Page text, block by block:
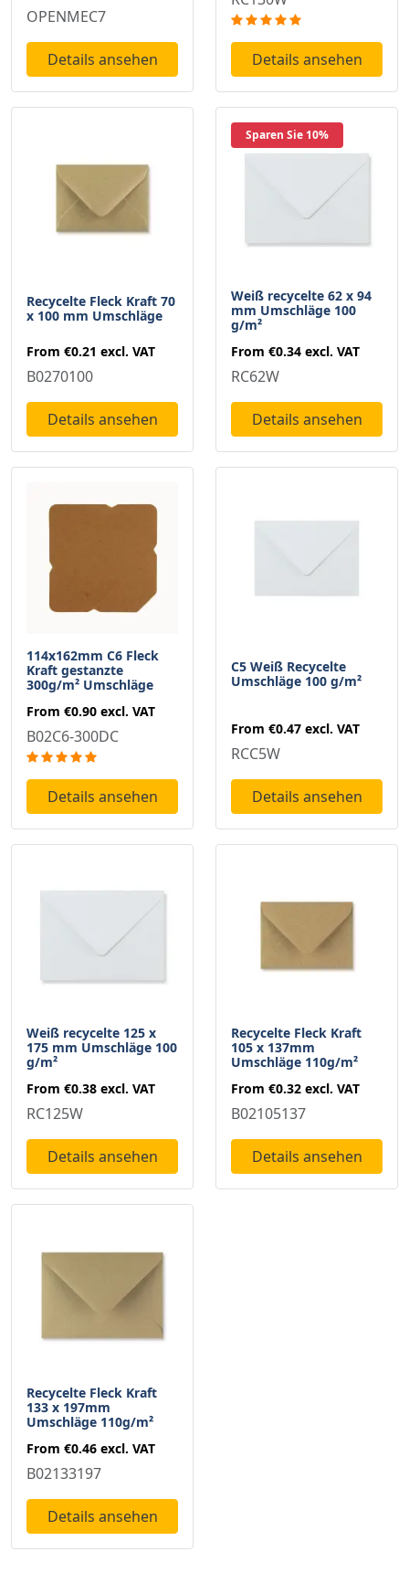
OPENMEC7
Details ansehen Details ansehen
Recycelte Fleck Kraft 70
x 100 mm Umschläge
From €0.21 excl. VAT
B0270100
Details ansehen
Sparen Sie 10%
Weiß recycelte 62 x 94
mm Umschläge 100
g/m²
From €0.34 excl. VAT
RC62W
Details ansehen
114x162mm C6 Fleck
Kraft gestanzte
300g/m² Umschläge
From €0.90 excl. VAT
B02C6-300DC
Details ansehen
C5 Weiß Recycelte
Umschläge 100 g/m²
From €0.47 excl. VAT
RCC5W
Details ansehen
Weiß recycelte 125 x
175 mm Umschläge 100
g/m²
From €0.38 excl. VAT
RC125W
Details ansehen
Recycelte Fleck Kraft
105 x 137mm
Umschläge 110g/m²
From €0.32 excl. VAT
B02105137
Details ansehen
Recycelte Fleck Kraft
133 x 197mm
Umschläge 110g/m²
From €0.46 excl. VAT
B02133197
Details ansehen